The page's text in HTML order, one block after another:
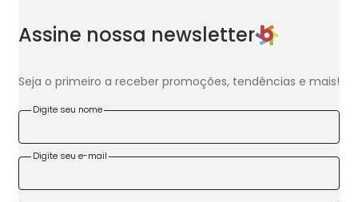
Assine nossa newsletter
Seja o primeiro a receber promoções, tendências e mais!
Digite seu nome
Digite seu e-mail